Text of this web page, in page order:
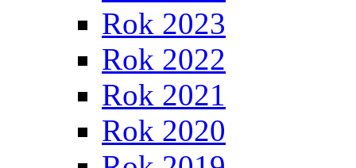
Rok 2023
Rok 2022
Rok 2021
Rok 2020